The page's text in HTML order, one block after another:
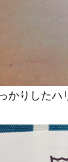
かりしたハ